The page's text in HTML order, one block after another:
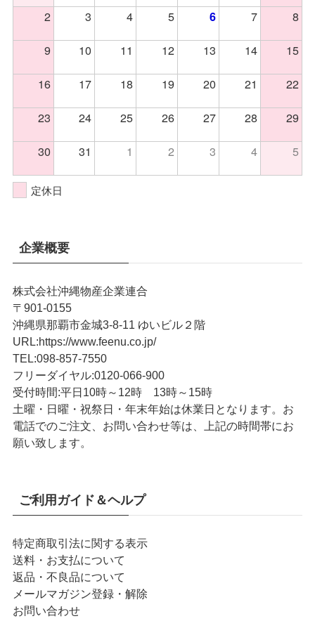
2
3 4 5 6 7
8
9
10 11 12 13 14
15
16
17 18 19 20 21
22
23
24 25 26 27 28
29
30
31 1 2 3 4 5
定休日
企業概要
株式会社沖縄物産企業連合
〒901-0155
沖縄県那覇市金城3-8-11 ゆいビル２階
URL:https://www.feenu.co.jp/
TEL:098-857-7550
フリーダイヤル:0120-066-900
受付時間:平日10時～12時 13時～15時
土曜・日曜・祝祭日・年末年始は休業日となります。お
電話でのご注文、お問い合わせ等は、上記の時間帯にお
願い致します。
ご利用ガイド＆ヘルプ
特定商取引法に関する表示
送料・お支払について
返品・不良品について
メールマガジン登録・解除
お問い合わせ